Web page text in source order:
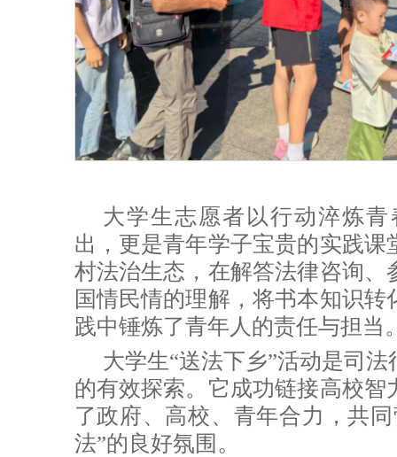
大学生志愿者以行动淬炼青
出，更是青年学子宝贵的实践
村法治生态，在解答法律咨询
国情民情的理解，将书本知识
践中锤炼了青年人的责任与担当
大学生“送法下乡”活动是司法
的有效探索。它成功链接高校
了政府、高校、青年合力，共
法”的良好氛围。